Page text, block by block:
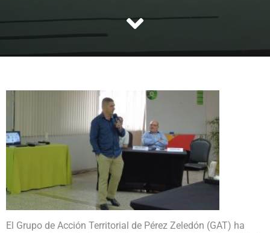
El Grupo de Acción Territorial de Pérez Zeledón (GAT) ha